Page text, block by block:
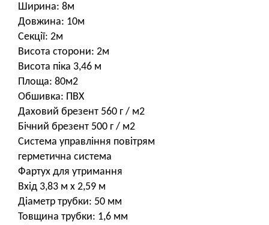
Ширина: 8м
Довжина: 10м
Секції: 2м
Висота сторони: 2м
Висота піка 3,46 м
Площа: 80м2
Обшивка: ПВХ
Даховий брезент 560 г / м2
Бічний брезент 500 г / м2
Система управління повітрям
герметична система
Фартух для утримання
Вхід 3,83 м x 2,59 м
Діаметр трубки: 50 мм
Товщина трубки: 1,6 мм